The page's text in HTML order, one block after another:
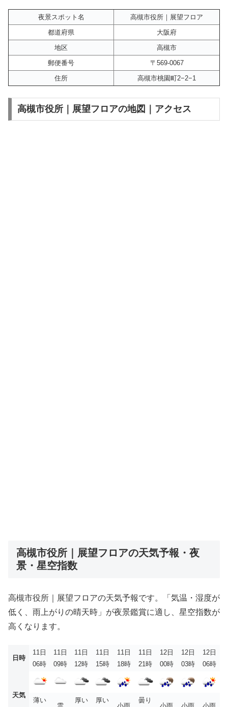
夜景スポット名
高槻市役所｜展望フロア
都道府県
大阪府
地区
高槻市
郵便番号
〒569-0067
住所
高槻市桃園町2−2−1
高槻市役所｜展望フロアの地図｜アクセス
高槻市役所｜展望フロアの天気予報・夜
景・星空指数
高槻市役所｜展望フロアの天気予報です。「気温・湿度が
低く、雨上がりの晴天時」が夜景鑑賞に適し、星空指数が
高くなります。
日時
11日
06時
11日
09時
11日
12時
11日
15時
11日
18時
11日
21時
12日
00時
12日
03時
12日
06時
天気
薄い 厚い 厚い 曇り